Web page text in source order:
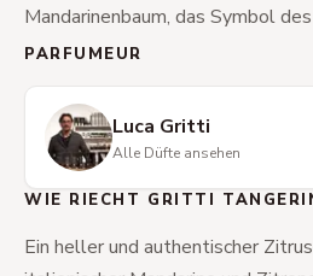
Mandarinenbaum, das Symbol
PARFUMEUR
Luca Gritti
Alle Düfte ansehen
WIE RIECHT GRITTI
Ein heller und authentischer